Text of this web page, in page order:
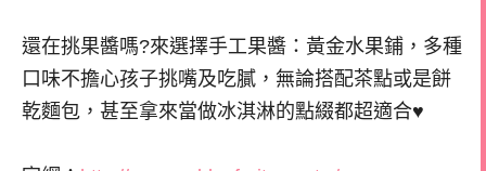
還在挑果醬嗎?來選擇手工果醬：黃金水果鋪，多種
口味不擔心孩子挑嘴及吃膩，無論搭配茶點或是餅
乾麵包，甚至拿來當做冰淇淋的點綴都超適合♥